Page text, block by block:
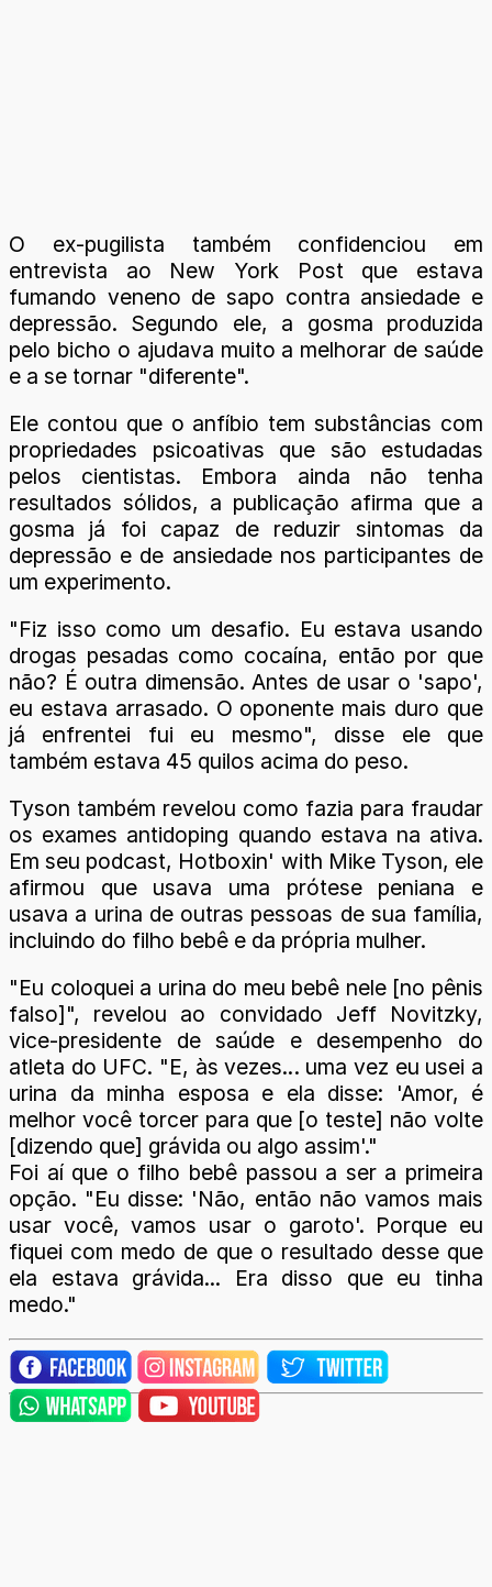
O ex-pugilista também confidenciou em
entrevista ao New York Post que estava
fumando veneno de sapo contra ansiedade e
depressão. Segundo ele, a gosma produzida
pelo bicho o ajudava muito a melhorar de saúde
e a se tornar "diferente".
Ele contou que o anfíbio tem substâncias com
propriedades psicoativas que são estudadas
pelos cientistas. Embora ainda não tenha
resultados sólidos, a publicação afirma que a
gosma já foi capaz de reduzir sintomas da
depressão e de ansiedade nos participantes de
um experimento.
"Fiz isso como um desafio. Eu estava usando
drogas pesadas como cocaína, então por que
não? É outra dimensão. Antes de usar o 'sapo',
eu estava arrasado. O oponente mais duro que
já enfrentei fui eu mesmo", disse ele que
também estava 45 quilos acima do peso.
Tyson também revelou como fazia para fraudar
os exames antidoping quando estava na ativa.
Em seu podcast, Hotboxin' with Mike Tyson, ele
afirmou que usava uma prótese peniana e
usava a urina de outras pessoas de sua família,
incluindo do filho bebê e da própria mulher.
"Eu coloquei a urina do meu bebê nele [no pênis
falso]", revelou ao convidado Jeff Novitzky,
vice-presidente de saúde e desempenho do
atleta do UFC. "E, às vezes... uma vez eu usei a
urina da minha esposa e ela disse: 'Amor, é
melhor você torcer para que [o teste] não volte
[dizendo que] grávida ou algo assim'."
Foi aí que o filho bebê passou a ser a primeira
opção. "Eu disse: 'Não, então não vamos mais
usar você, vamos usar o garoto'. Porque eu
fiquei com medo de que o resultado desse que
ela estava grávida... Era disso que eu tinha
medo."